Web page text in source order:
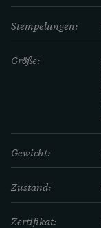
Stempelungen:
Größe:
Gewicht:
Zustand:
Zertifikat: